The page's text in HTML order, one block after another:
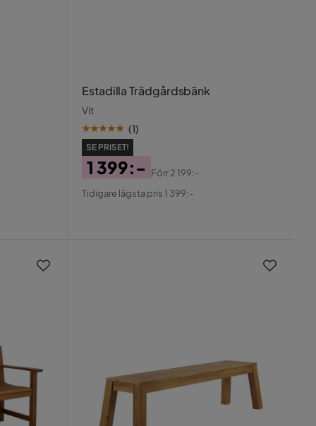
Estadilla Trädgårdsbänk
Vit
(1)
SE PRISET!
Pris
1 399:-
Original
Förr2 199:-
Tidigare lägsta pris 1 399:-